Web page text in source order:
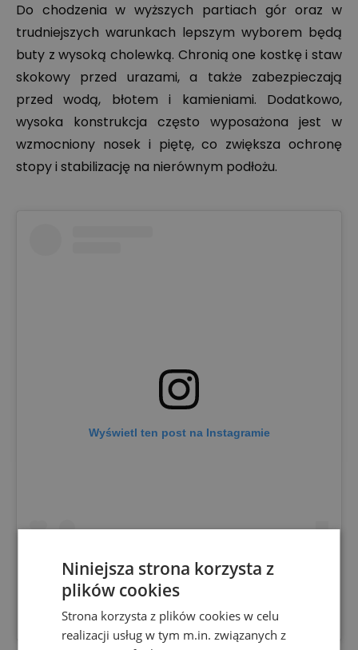
Do chodzenia w wyższych partiach gór oraz w
trudniejszych warunkach lepszym wyborem będą
buty z wysoką cholewką. Chronią one kostkę i staw
skokowy przed urazami, a także zabezpieczają
przed wodą, błotem i kamieniami. Dodatkowo,
wysoka konstrukcja często wyposażona jest w
wzmocniony nosek i piętę, co zwiększa ochronę
stopy i stabilizację na nierównym podłożu.
Wyświetl ten post na Instagramie
Post udostępniony przez StreetStyle (@streetstyle24pl)
Niniejsza strona korzysta z
plików cookies
Strona korzysta z plików cookies w celu
realizacji usług w tym m.in. związanych z